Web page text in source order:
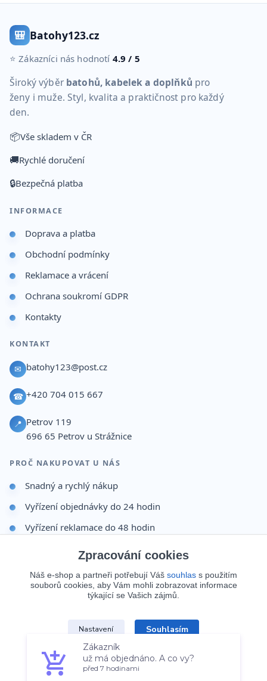
🎒 Batohy123.cz
⭐ Zákazníci nás hodnotí 4.9 / 5
Široký výběr batohů, kabelek a doplňků pro
ženy i muže. Styl, kvalita a praktičnost pro každý
den.
📦Vše skladem v ČR
🚚Rychlé doručení
🔒Bezpečná platba
INFORMACE
Doprava a platba
Obchodní podmínky
Reklamace a vrácení
Ochrana soukromí GDPR
Kontakty
KONTAKT
✉ batohy123@post.cz
☎ +420 704 015 667
📍 Petrov 119
696 65 Petrov u Strážnice
PROČ NAKUPOVAT U NÁS
Snadný a rychlý nákup
Vyřízení objednávky do 24 hodin
Vyřízení reklamace do 48 hodin
Dárek po dokončení objednávky
Doprava 65 Kč nad 499 Kč
© 2026 Batohy123.cz. Všechna práva vyhrazena.
Vytvořeno na
Zpracování cookies
Náš e-shop a partneři potřebují Váš souhlas s použitím
souborů cookies, aby Vám mohli zobrazovat informace
týkající se Vašich zájmů.
Nastavení Souhlasím
Souhlas můžete odmítnout zde
už má objednáno. A co vy?
před 7 hodinami
Overenyweb.cz